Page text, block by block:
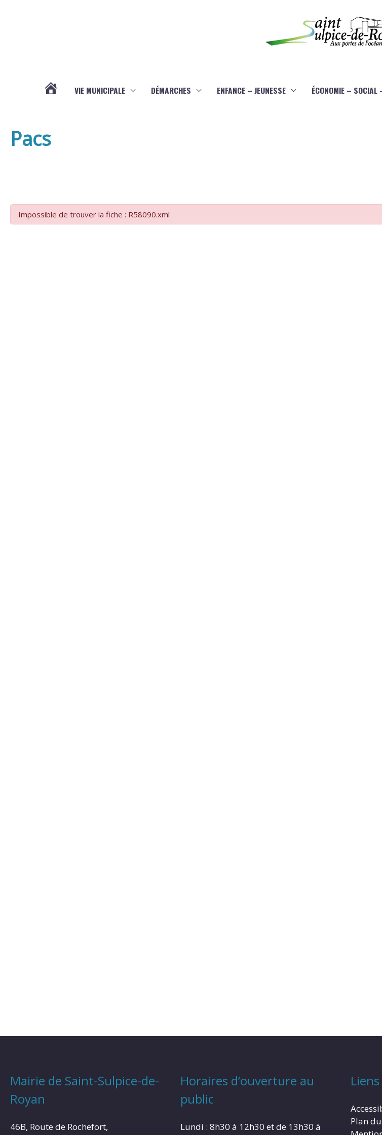
VIE MUNICIPALE DÉMARCHES ENFANCE – JEUNESSE ÉCONOMIE – SOCIAL
Pacs
Impossible de trouver la fiche : R58090.xml
Mairie de Saint-Sulpice-de-
Royan
46B, Route de Rochefort,
Horaires d’ouverture au
public
Lundi : 8h30 à 12h30 et de 13h30 à
Liens
Plan